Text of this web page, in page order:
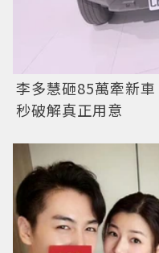
李多慧砸85萬牽新
秒破解真正用意